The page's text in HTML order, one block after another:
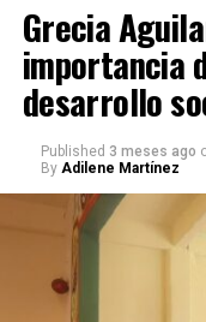
Grecia
importancia
desarrollo
Published 3 meses ago
By Adilene Martínez